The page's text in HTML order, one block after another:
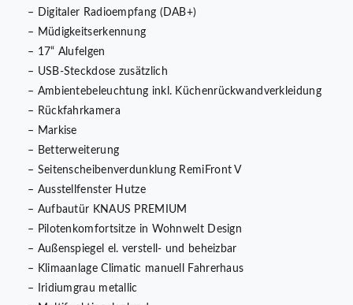
– Digitaler Radioempfang (DAB+)
– Müdigkeitserkennung
– 17“ Alufelgen
– USB-Steckdose zusätzlich
– Ambientebeleuchtung inkl. Küchenrückwandverkleidung
– Rückfahrkamera
– Markise
– Betterweiterung
– Seitenscheibenverdunklung RemiFront V
– Ausstellfenster Hutze
– Aufbautür KNAUS PREMIUM
– Pilotenkomfortsitze in Wohnwelt Design
– Außenspiegel el. verstell- und beheizbar
– Klimaanlage Climatic manuell Fahrerhaus
– Iridiumgrau metallic